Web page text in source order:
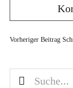
Vorheriger Beitrag